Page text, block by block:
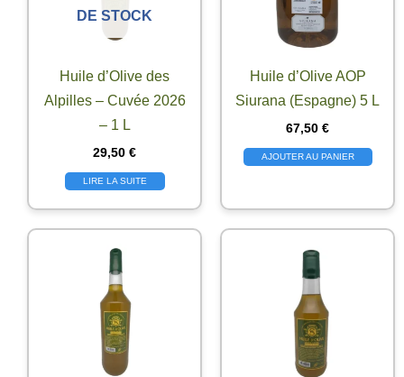
DE STOCK
Huile d’Olive des
Alpilles – Cuvée 2026
– 1 L
29,50 €
LIRE LA SUITE
Huile d’Olive AOP
Siurana (Espagne) 5 L
67,50 €
AJOUTER AU PANIER